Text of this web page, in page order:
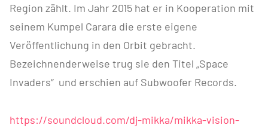
Region zählt. Im Jahr 2015 hat er in Kooperation mit
seinem Kumpel Carara die erste eigene
Veröffentlichung in den Orbit gebracht.
Bezeichnenderweise trug sie den Titel „Space
Invaders“ und erschien auf Subwoofer Records.
https://soundcloud.com/dj-mikka/mikka-vision-